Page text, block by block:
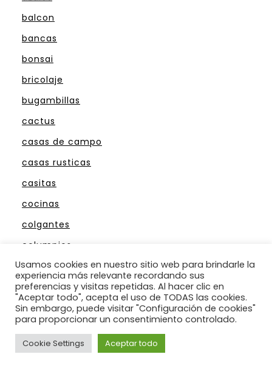
balcon
bancas
bonsai
bricolaje
bugambillas
cactus
casas de campo
casas rusticas
casitas
cocinas
colgantes
columpios
diseño
dormitorio
esculturas
estanques
exteriores
Usamos cookies en nuestro sitio web para brindarle la
experiencia más relevante recordando sus
preferencias y visitas repetidas. Al hacer clic en
"Aceptar todo", acepta el uso de TODAS las cookies.
Sin embargo, puede visitar "Configuración de cookies"
para proporcionar un consentimiento controlado.
Cookie Settings Aceptar todo